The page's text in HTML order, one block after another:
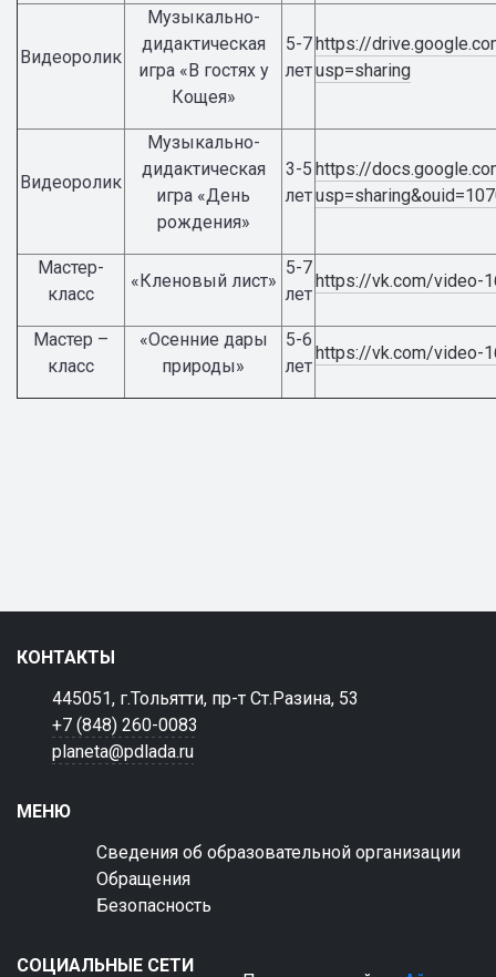
Видеоролик
Музыкально-
дидактическая
игра «В гостях у
Кощея»
5-7
лет
https://
usp=sharing
Видеоролик
Музыкально-
дидактическая
игра «День
рождения»
3-5
лет
https://
Мастер-
класс
«Кленовый лист»
5-7
лет
https://vk.com/video-
Мастер –
класс
«Осенние дары
природы»
5-6
лет
https://vk.com/video-
КОНТАКТЫ
445051, г.Тольятти, пр-т Ст.Разина, 53
+7 (848) 260-0083
planeta@pdlada.ru
МЕНЮ
Сведения об образовательной организации
Обращения
Безопасность
СОЦИАЛЬНЫЕ СЕТИ